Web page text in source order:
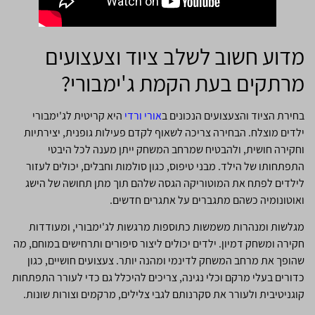
מדוע חשוב לשלב ציוד וצעצועים
מרתקים בעת הקמת ג'ימבורי?
בחירת הציוד והצעצועים הנכונים באורי ורדי היא קריטית לג'ימבורי
ילדים מוצלח. הבחירה צריכה לשאוף לקדם פעילות גופנית, יצירתיות
וחקירה חושית, ולהבטיח שמרחב המשחק ייתן מענה לכל היבטי
התפתחותו של הילד. מבני טיפוס, כגון סולמות וחבלים, יכולים לעזור
לילדים לפתח את המוטוריקה הגסה שלהם תוך מתן תחושה של הישג
ואוטונומיה כשהם מתגברים על אתגרים חדשים.
מגלשות ומנהרות משמשות כתוספות מרגשות לג'ימבורי, ומעודדות
חקירה ומשחק דמיון. ילדים יכולים ליצור סיפורים ותרחישים במוחם, מה
שהופך את מרחב המשחק לדינמי ומהנה יותר. צעצועים חושיים, כגון
כדורים בעלי מרקם וכלי נגינה, צריכים להיכלל גם כדי לעורר התפתחות
קוגניטיבית ולעורר את סקרנותם לגבי צלילים, מרקמים וצורות שונות.